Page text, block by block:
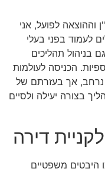
וההוצאה לפועל, אני
לעמוד בפני בעלי
בניהול תהליכים
הכניסה לעולמות
נרחב, אך בעזרתם של
בצורה יעילה ולסיים
דירה
היבטים משפטיים